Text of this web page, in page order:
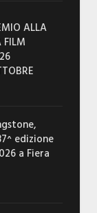
ALLA
FILM
edizione
a Fiera